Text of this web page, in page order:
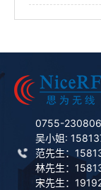
0755-
吴小姐:
范先生：
林先生：
宋先生：